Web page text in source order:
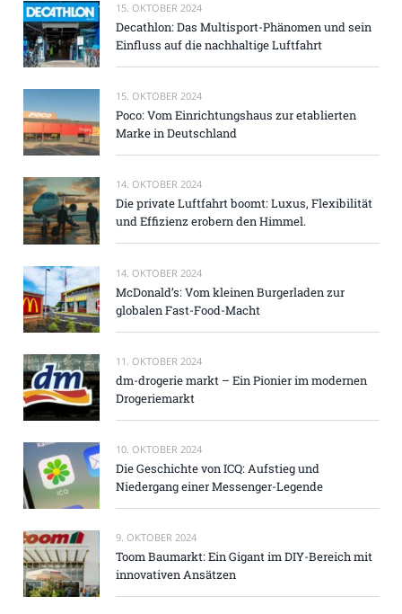
15. OKTOBER 2024
Decathlon: Das Multisport-Phänomen und sein
Einfluss auf die nachhaltige Luftfahrt
15. OKTOBER 2024
Poco: Vom Einrichtungshaus zur etablierten
Marke in Deutschland
14. OKTOBER 2024
Die private Luftfahrt boomt: Luxus, Flexibilität
und Effizienz erobern den Himmel.
14. OKTOBER 2024
McDonald’s: Vom kleinen Burgerladen zur
globalen Fast-Food-Macht
11. OKTOBER 2024
dm-drogerie markt – Ein Pionier im modernen
Drogeriemarkt
10. OKTOBER 2024
Die Geschichte von ICQ: Aufstieg und
Niedergang einer Messenger-Legende
9. OKTOBER 2024
Toom Baumarkt: Ein Gigant im DIY-Bereich mit
innovativen Ansätzen